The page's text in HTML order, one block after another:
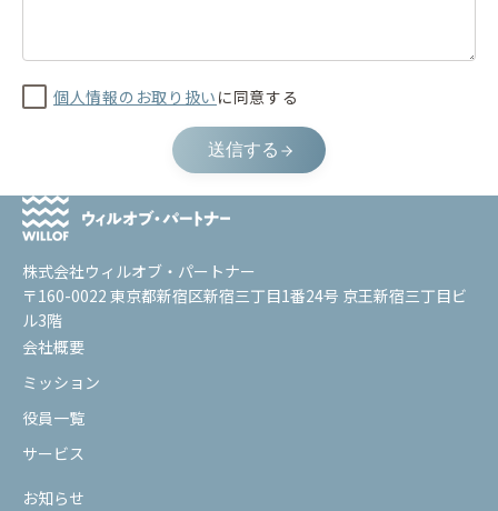
個人情報のお取り扱い に同意する
送信する
株式会社ウィルオブ・パートナー
〒160-0022 東京都新宿区新宿三丁目1番24号 京王新宿三丁目ビ
ル3階
会社概要
ミッション
役員一覧
サービス
お知らせ